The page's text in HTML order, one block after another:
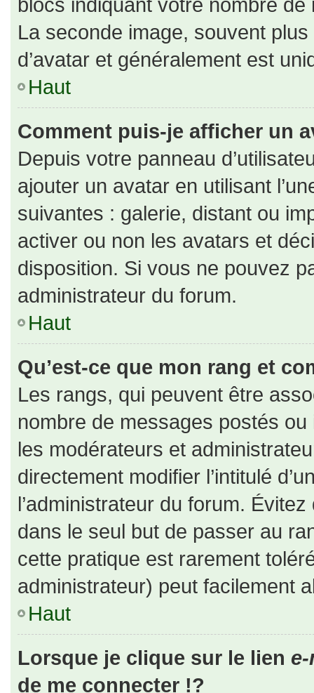
La seconde image, souvent
d’avatar et généralement est
Haut
Comment puis-je afficher un
Depuis votre panneau
ajouter un avatar en utilisant
suivantes : galerie, distant ou
activer ou non les avatars et
disposition. Si vous ne pouvez
administrateur du forum.
Haut
Qu’est-ce que mon rang et
Les rangs, qui peuvent être
nombre de messages postés
les modérateurs et
directement modifier l’intitulé
l’administrateur du forum.
dans le seul but de passer au
cette pratique est rarement
administrateur) peut facilement
Haut
Lorsque je clique sur le lien
de me connecter !?